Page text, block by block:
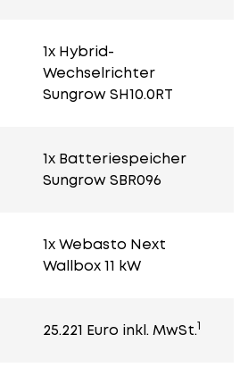
1x Hybrid-
Wechselrichter
Sungrow SH10.0RT
1x Batteriespeicher
Sungrow SBR096
1x Webasto Next
Wallbox 11 kW
25.221 Euro inkl. MwSt.1